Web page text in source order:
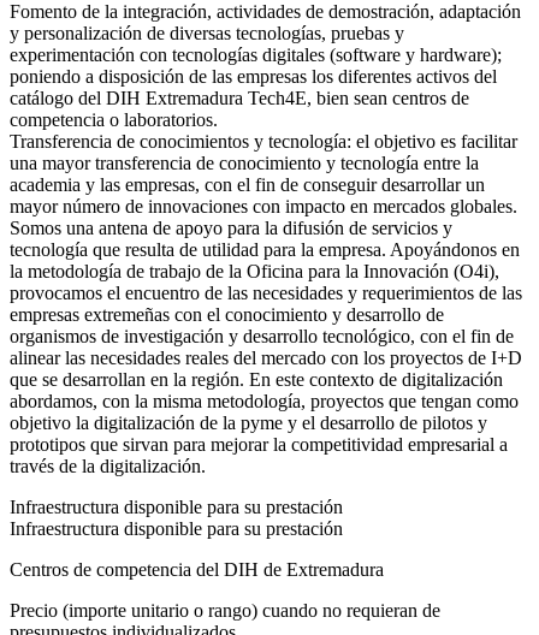
Fomento de la integración, actividades de demostración, adaptación
y personalización de diversas tecnologías, pruebas y
experimentación con tecnologías digitales (software y hardware);
poniendo a disposición de las empresas los diferentes activos del
catálogo del DIH Extremadura Tech4E, bien sean centros de
competencia o laboratorios.
Transferencia de conocimientos y tecnología: el objetivo es facilitar
una mayor transferencia de conocimiento y tecnología entre la
academia y las empresas, con el fin de conseguir desarrollar un
mayor número de innovaciones con impacto en mercados globales.
Somos una antena de apoyo para la difusión de servicios y
tecnología que resulta de utilidad para la empresa. Apoyándonos en
la metodología de trabajo de la Oficina para la Innovación (O4i),
provocamos el encuentro de las necesidades y requerimientos de las
empresas extremeñas con el conocimiento y desarrollo de
organismos de investigación y desarrollo tecnológico, con el fin de
alinear las necesidades reales del mercado con los proyectos de I+D
que se desarrollan en la región. En este contexto de digitalización
abordamos, con la misma metodología, proyectos que tengan como
objetivo la digitalización de la pyme y el desarrollo de pilotos y
prototipos que sirvan para mejorar la competitividad empresarial a
través de la digitalización.
Infraestructura disponible para su prestación
Infraestructura disponible para su prestación
Centros de competencia del DIH de Extremadura
Precio (importe unitario o rango) cuando no requieran de